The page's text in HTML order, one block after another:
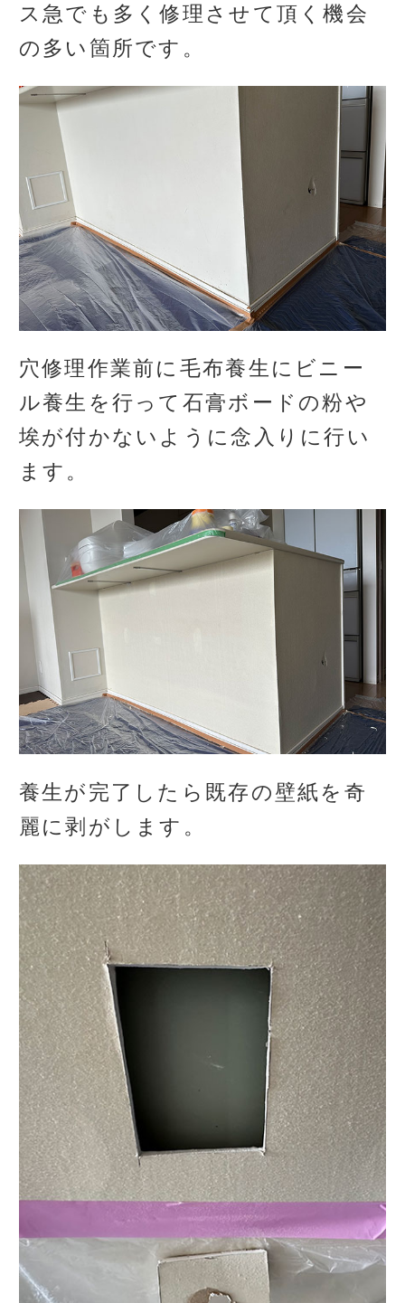
ス急でも多く修理させて頂く機会
の多い箇所です。
穴修理作業前に毛布養生にビニー
ル養生を行って石膏ボードの粉や
埃が付かないように念入りに行い
ます。
養生が完了したら既存の壁紙を奇
麗に剥がします。